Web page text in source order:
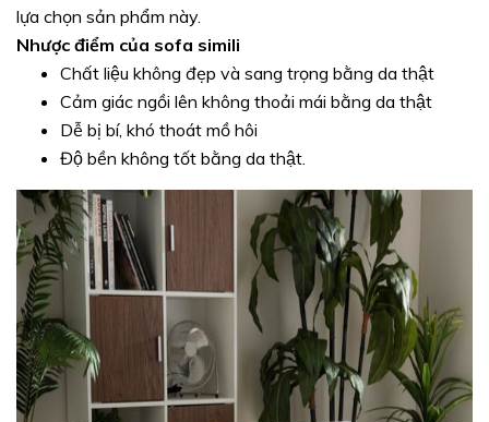
lựa chọn sản phẩm này.
Nhược điểm của sofa simili
Chất liệu không đẹp và sang trọng bằng da thật
Cảm giác ngồi lên không thoải mái bằng da thật
Dễ bị bí, khó thoát mồ hôi
Độ bền không tốt bằng da thật.